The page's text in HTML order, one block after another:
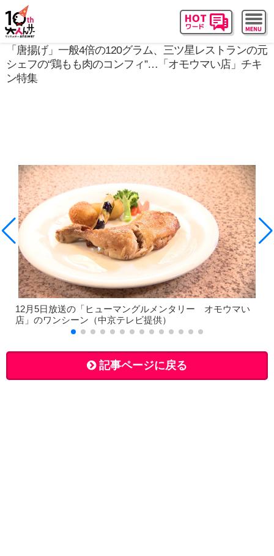
「唐揚げ」一般4倍の120グラム、三ツ星レストランの元
シェフの“鶏もも肉のコンフィ”…「オモウマい店」チキ
ン特集
12月5日放送の「ヒューマングルメンタリー オモウマい
店」のワンシーン（中京テレビ提供）
記事ページに戻る